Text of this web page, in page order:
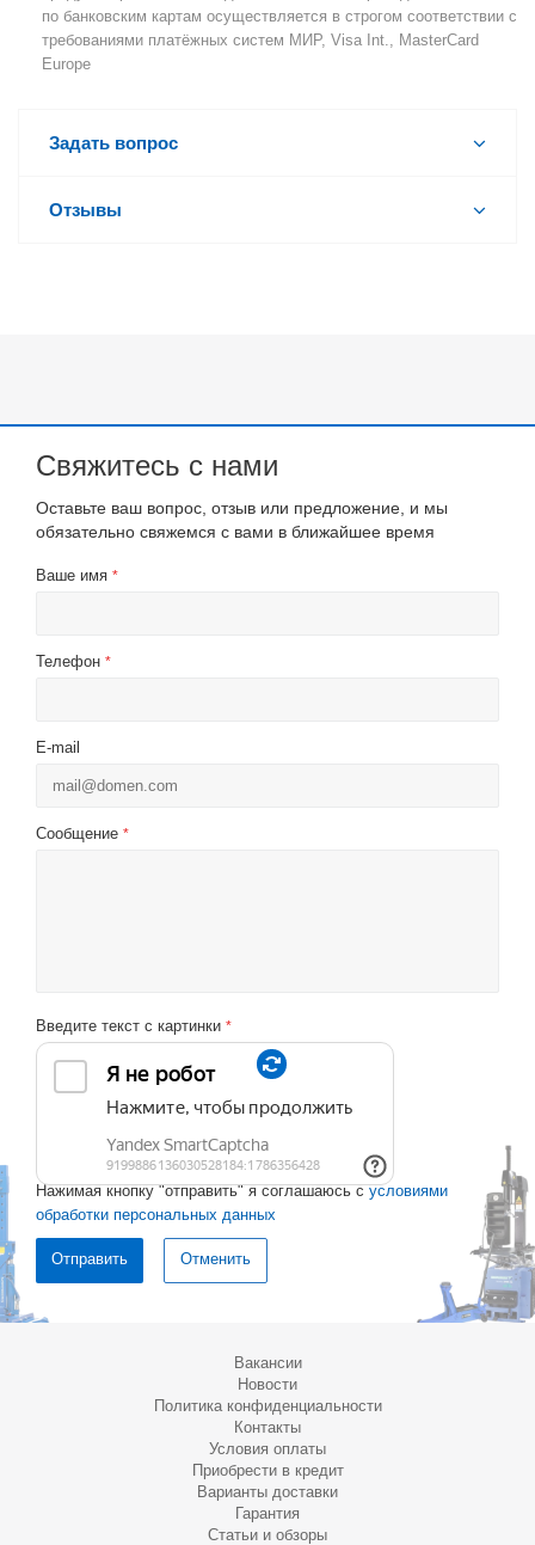
по банковским картам осуществляется в строгом соответствии с
требованиями платёжных систем МИР, Visa Int., MasterCard
Europe
Задать вопрос
Отзывы
Свяжитесь с нами
Оставьте ваш вопрос, отзыв или предложение, и мы
обязательно свяжемся с вами в ближайшее время
Ваше имя *
Телефон *
E-mail
Сообщение *
Введите текст с картинки *
Нажимая кнопку "отправить" я соглашаюсь с условиями
обработки персональных данных
Отменить
Вакансии
Новости
Политика конфиденциальности
Контакты
Условия оплаты
Приобрести в кредит
Варианты доставки
Гарантия
Статьи и обзоры